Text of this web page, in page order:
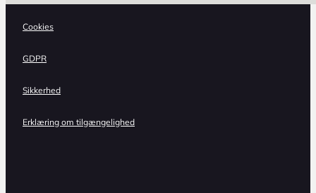
Cookies
GDPR
Sikkerhed
Erklæring om tilgængelighed